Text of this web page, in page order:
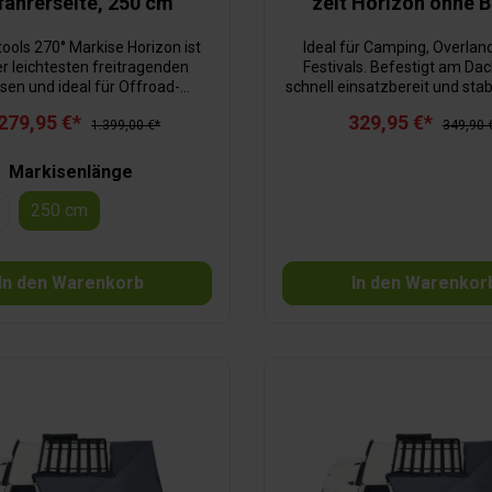
270° Markise Horizon ist
leichtesten freitragenden
und ideal für Offroad-
großflächigen Schutz vor
ohne Stützen. Für extreme
sind zwei Teleskopstützen
Der Aufbau gelingt in unter
Highlights sind die
Seitenwände und die
Dachträger-Montage.
€* 1.399,00 €*
Markisenlänge
250 cm
den Warenkorb
Ideal für Camping,
Festivals. Befestigt am
schnell einsatzbereit und
Vorhang. Inkl.
329,95 €* 349,90
In den